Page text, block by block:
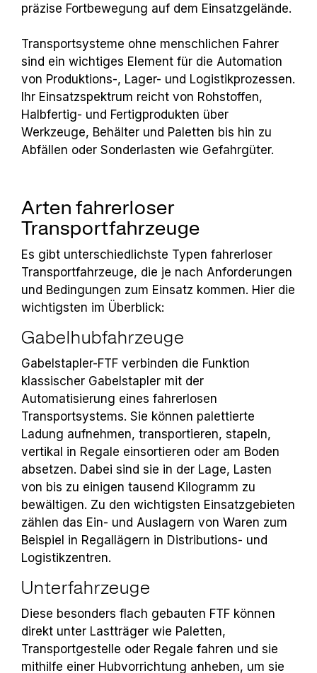
präzise Fortbewegung auf dem Einsatzgelände.
Transportsysteme ohne menschlichen Fahrer
sind ein wichtiges Element für die Automation
von Produktions-, Lager- und Logistikprozessen.
Ihr Einsatzspektrum reicht von Rohstoffen,
Halbfertig- und Fertigprodukten über
Werkzeuge, Behälter und Paletten bis hin zu
Abfällen oder Sonderlasten wie Gefahrgüter.
Arten fahrerloser
Transportfahrzeuge
Es gibt unterschiedlichste Typen fahrerloser
Transportfahrzeuge, die je nach Anforderungen
und Bedingungen zum Einsatz kommen. Hier die
wichtigsten im Überblick:
Gabelhubfahrzeuge
Gabelstapler-FTF verbinden die Funktion
klassischer Gabelstapler mit der
Automatisierung eines fahrerlosen
Transportsystems. Sie können palettierte
Ladung aufnehmen, transportieren, stapeln,
vertikal in Regale einsortieren oder am Boden
absetzen. Dabei sind sie in der Lage, Lasten
von bis zu einigen tausend Kilogramm zu
bewältigen. Zu den wichtigsten Einsatzgebieten
zählen das Ein- und Auslagern von Waren zum
Beispiel in Regallägern in Distributions- und
Logistikzentren.
Unterfahrzeuge
Diese besonders flach gebauten FTF können
direkt unter Lastträger wie Paletten,
Transportgestelle oder Regale fahren und sie
mithilfe einer Hubvorrichtung anheben, um sie